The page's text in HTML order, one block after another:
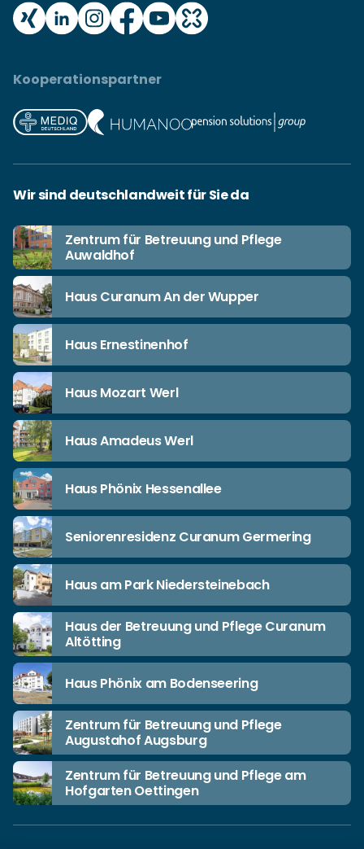
Kooperationspartner
Wir sind deutschlandweit für Sie da
Zentrum für Betreuung und Pflege
Auwaldhof
Haus Curanum An der Wupper
Haus Ernestinenhof
Haus Mozart Werl
Haus Amadeus Werl
Haus Phönix Hessenallee
Seniorenresidenz Curanum Germering
Haus am Park Niedersteinebach
Haus der Betreuung und Pflege Curanum
Altötting
Haus Phönix am Bodenseering
Zentrum für Betreuung und Pflege
Augustahof Augsburg
Zentrum für Betreuung und Pflege am
Hofgarten Oettingen